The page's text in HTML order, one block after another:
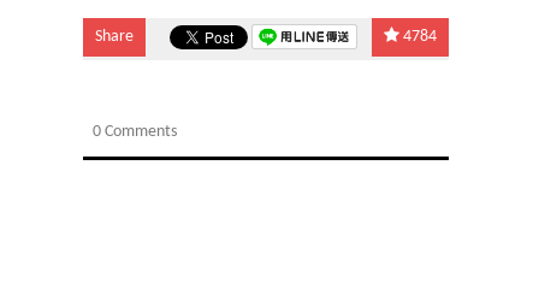
Share 4784
0 Comments